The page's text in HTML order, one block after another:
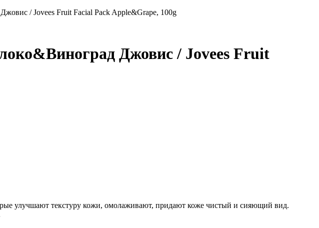
/ Jovees Fruit Facial Pack Apple&Grape, 100g
Джовис / Jovees Fruit
улучшают текстуру кожи, омолаживают, придают коже чистый и сияющий вид.